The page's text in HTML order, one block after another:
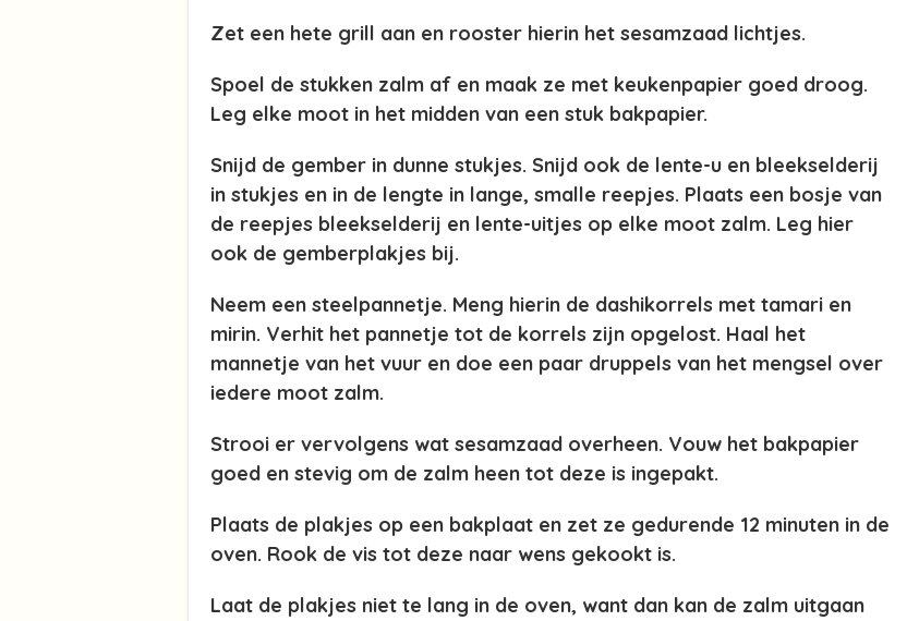
Zet een hete grill aan en rooster hierin het sesamzaad lichtjes.
Spoel de stukken zalm af en maak ze met keukenpapier goed droog.
Leg elke moot in het midden van een stuk bakpapier.
Snijd de gember in dunne stukjes. Snijd ook de lente-u en bleekselderij
in stukjes en in de lengte in lange, smalle reepjes. Plaats een bosje van
de reepjes bleekselderij en lente-uitjes op elke moot zalm. Leg hier
ook de gemberplakjes bij.
Neem een steelpannetje. Meng hierin de dashikorrels met tamari en
mirin. Verhit het pannetje tot de korrels zijn opgelost. Haal het
mannetje van het vuur en doe een paar druppels van het mengsel over
iedere moot zalm.
Strooi er vervolgens wat sesamzaad overheen. Vouw het bakpapier
goed en stevig om de zalm heen tot deze is ingepakt.
Plaats de plakjes op een bakplaat en zet ze gedurende 12 minuten in de
oven. Rook de vis tot deze naar wens gekookt is.
Laat de plakjes niet te lang in de oven, want dan kan de zalm uitgaan